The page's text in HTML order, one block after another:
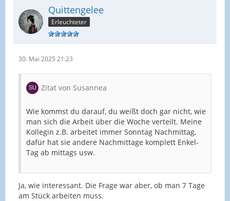
Quittengelee
Erleuchteter
30. Mai 2025 21:23
Zitat von Susannea
Wie kommst du darauf, du weißt doch gar nicht, wie
man sich die Arbeit über die Woche verteilt. Meine
Kollegin z.B. arbeitet immer Sonntag Nachmittag,
dafür hat sie andere Nachmittage komplett Enkel-
Tag ab mittags usw.
Ja, wie interessant. Die Frage war aber, ob man 7 Tage
am Stück arbeiten muss.